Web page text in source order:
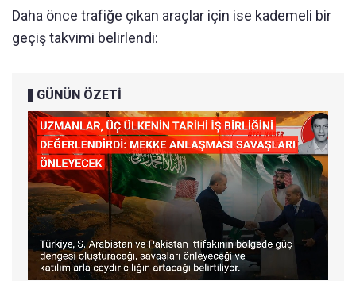
Daha önce trafiğe çıkan araçlar için ise kademeli bir
geçiş takvimi belirlendi:
GÜNÜN ÖZETİ